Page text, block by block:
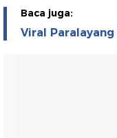
Baca juga:
Viral